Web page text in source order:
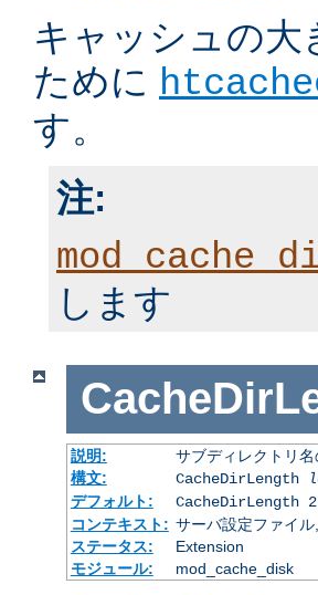
キャッシュの大
ために
す。
注:
します
説明:
サブディレクトリ名
構文:
CacheDirLength
デフォルト:
CacheDirLength 2
コンテキスト: サーバ設定ファイ
ステータス:
Extension
モジュール:
mod_cache_disk